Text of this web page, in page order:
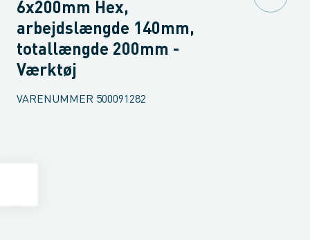
6x200mm Hex,
arbejdslængde 140mm,
totallængde 200mm -
Værktøj
VARENUMMER 500091282